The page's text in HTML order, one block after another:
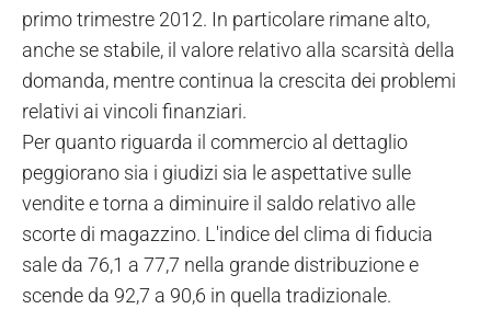
primo trimestre 2012. In particolare rimane alto,
anche se stabile, il valore relativo alla scarsità della
domanda, mentre continua la crescita dei problemi
relativi ai vincoli finanziari.
Per quanto riguarda il commercio al dettaglio
peggiorano sia i giudizi sia le aspettative sulle
vendite e torna a diminuire il saldo relativo alle
scorte di magazzino. L'indice del clima di fiducia
sale da 76,1 a 77,7 nella grande distribuzione e
scende da 92,7 a 90,6 in quella tradizionale.